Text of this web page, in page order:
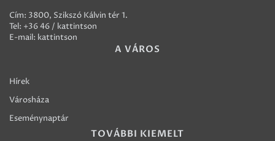
Cím: 3800, Szikszó Kálvin tér 1.
Tel: +36 46 / kattintson
E-mail: kattintson
A VÁROS
Hírek
Városháza
Eseménynaptár
TOVÁBBI KIEMELT